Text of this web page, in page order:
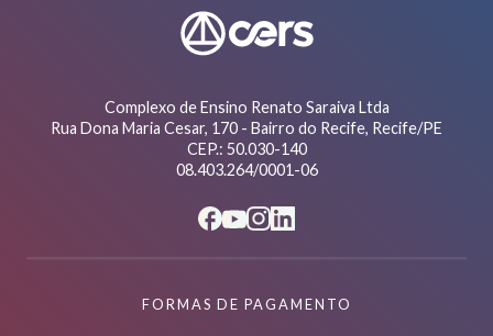
Complexo de Ensino Renato Saraiva Ltda
Rua Dona Maria Cesar, 170 - Bairro do Recife, Recife/PE
CEP.: 50.030-140
08.403.264/0001-06
FORMAS DE PAGAMENTO